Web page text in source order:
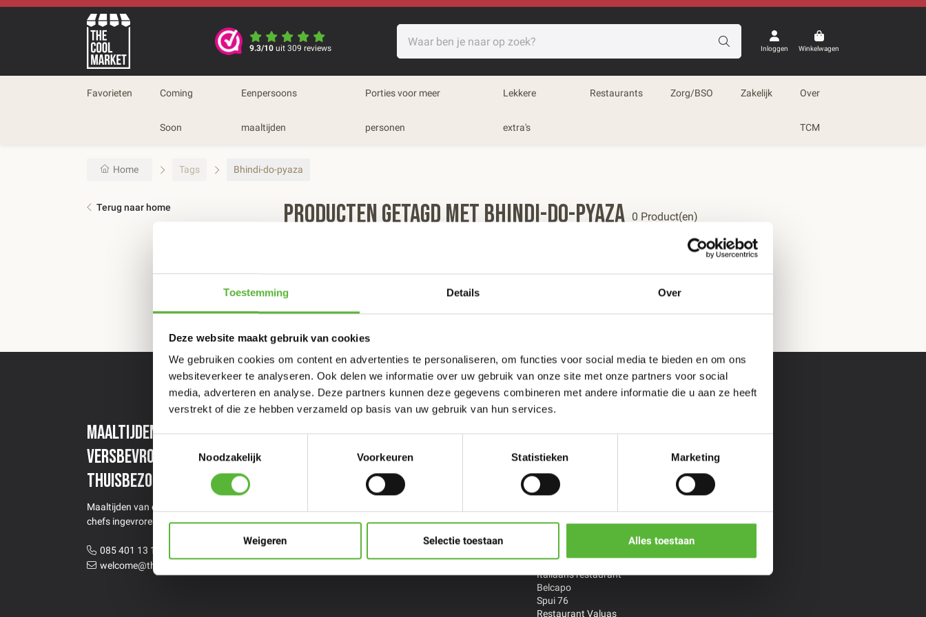
Toestemming Details Over
Deze website maakt gebruik van cookies
We gebruiken cookies om content en advertenties te personaliseren, om functies voor social media te bieden en om ons
websiteverkeer te analyseren. Ook delen we informatie over uw gebruik van onze site met onze partners voor social
media, adverteren en analyse. Deze partners kunnen deze gegevens combineren met andere informatie die u aan ze heeft
verstrekt of die ze hebben verzameld op basis van uw gebruik van hun services.
Noodzakelijk
Voorkeuren Statistieken Marketing
Weigeren Selectie toestaan Alles toestaan
9.3/10 uit 309 reviews Inloggen Winkelwagen
Favorieten Coming
Soon
Eenpersoons
maaltijden
Porties voor meer
personen
Lekkere
extra's
Restaurants Zorg/BSO Zakelijk Over
TCM
Home Tags Bhindi-do-pyaza
Terug naar home Producten getagd met Bhindi-do-pyaza 0 Product(en)
Maaltijden van topchefs
versbevroren
thuisbezorgd
Maaltijden van de beste restaurants &
chefs ingevroren thuisbezorgd
085 401 13 12
welcome@thecoolmarket.nl
Eenpersoons
Porties voor
meer personen
Restaurants &
Chefs
De Treeswijkhoeve **
Restaurant Smink *
Versaen *
Streetfood By Han
Indonesisch Toko Bopp
Thais restaurant BaiYok
The Cool Market
Italiaans restaurant
Belcapo
Spui 76
Restaurant Valuas
Informatie
Veelgestelde vragen
Over ons
Cadeaubon geven
Algemene voorwaarden
Privacy policy